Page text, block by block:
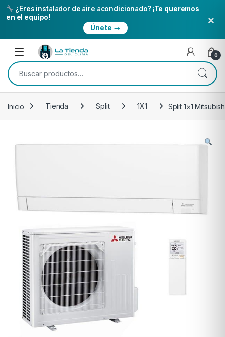
¿Eres instalador de aire acondicionado? ¡Te queremos
en el equipo!
Únete →
×
Skip to navigation
Skip to content
Open 0
Buscar por:
Inicio Tienda Split 1X1 Split 1×1